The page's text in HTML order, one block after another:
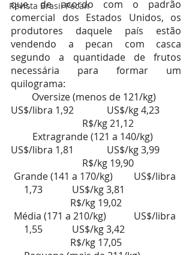
Revista Brasil Pecan
que, de acordo com o padrão
comercial dos Estados Unidos, os
produtores daquele país estão
vendendo a pecan com casca
segundo a quantidade de frutos
necessária para formar um
quilograma:
Oversize (menos de 121/kg)
US$/libra 1,92        	US$/kg 4,23
  	R$/kg 21,12
Extragrande (121 a 140/kg)
US$/libra 1,81        	US$/kg 3,99
  	R$/kg 19,90
Grande (141 a 170/kg)       	US$/libra
1,73        	US$/kg 3,81
R$/kg 19,02
Média (171 a 210/kg)         	US$/libra
1,55        	US$/kg 3,42
R$/kg 17,05